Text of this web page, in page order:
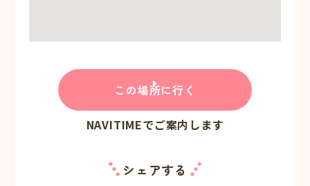
この場所に行く
NAVITIMEでご案内します
シェアする